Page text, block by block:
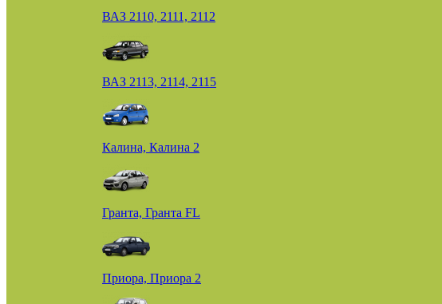
ВАЗ 2110, 2111, 2112
ВАЗ 2113, 2114, 2115
Калина, Калина 2
Гранта, Гранта FL
Приора, Приора 2